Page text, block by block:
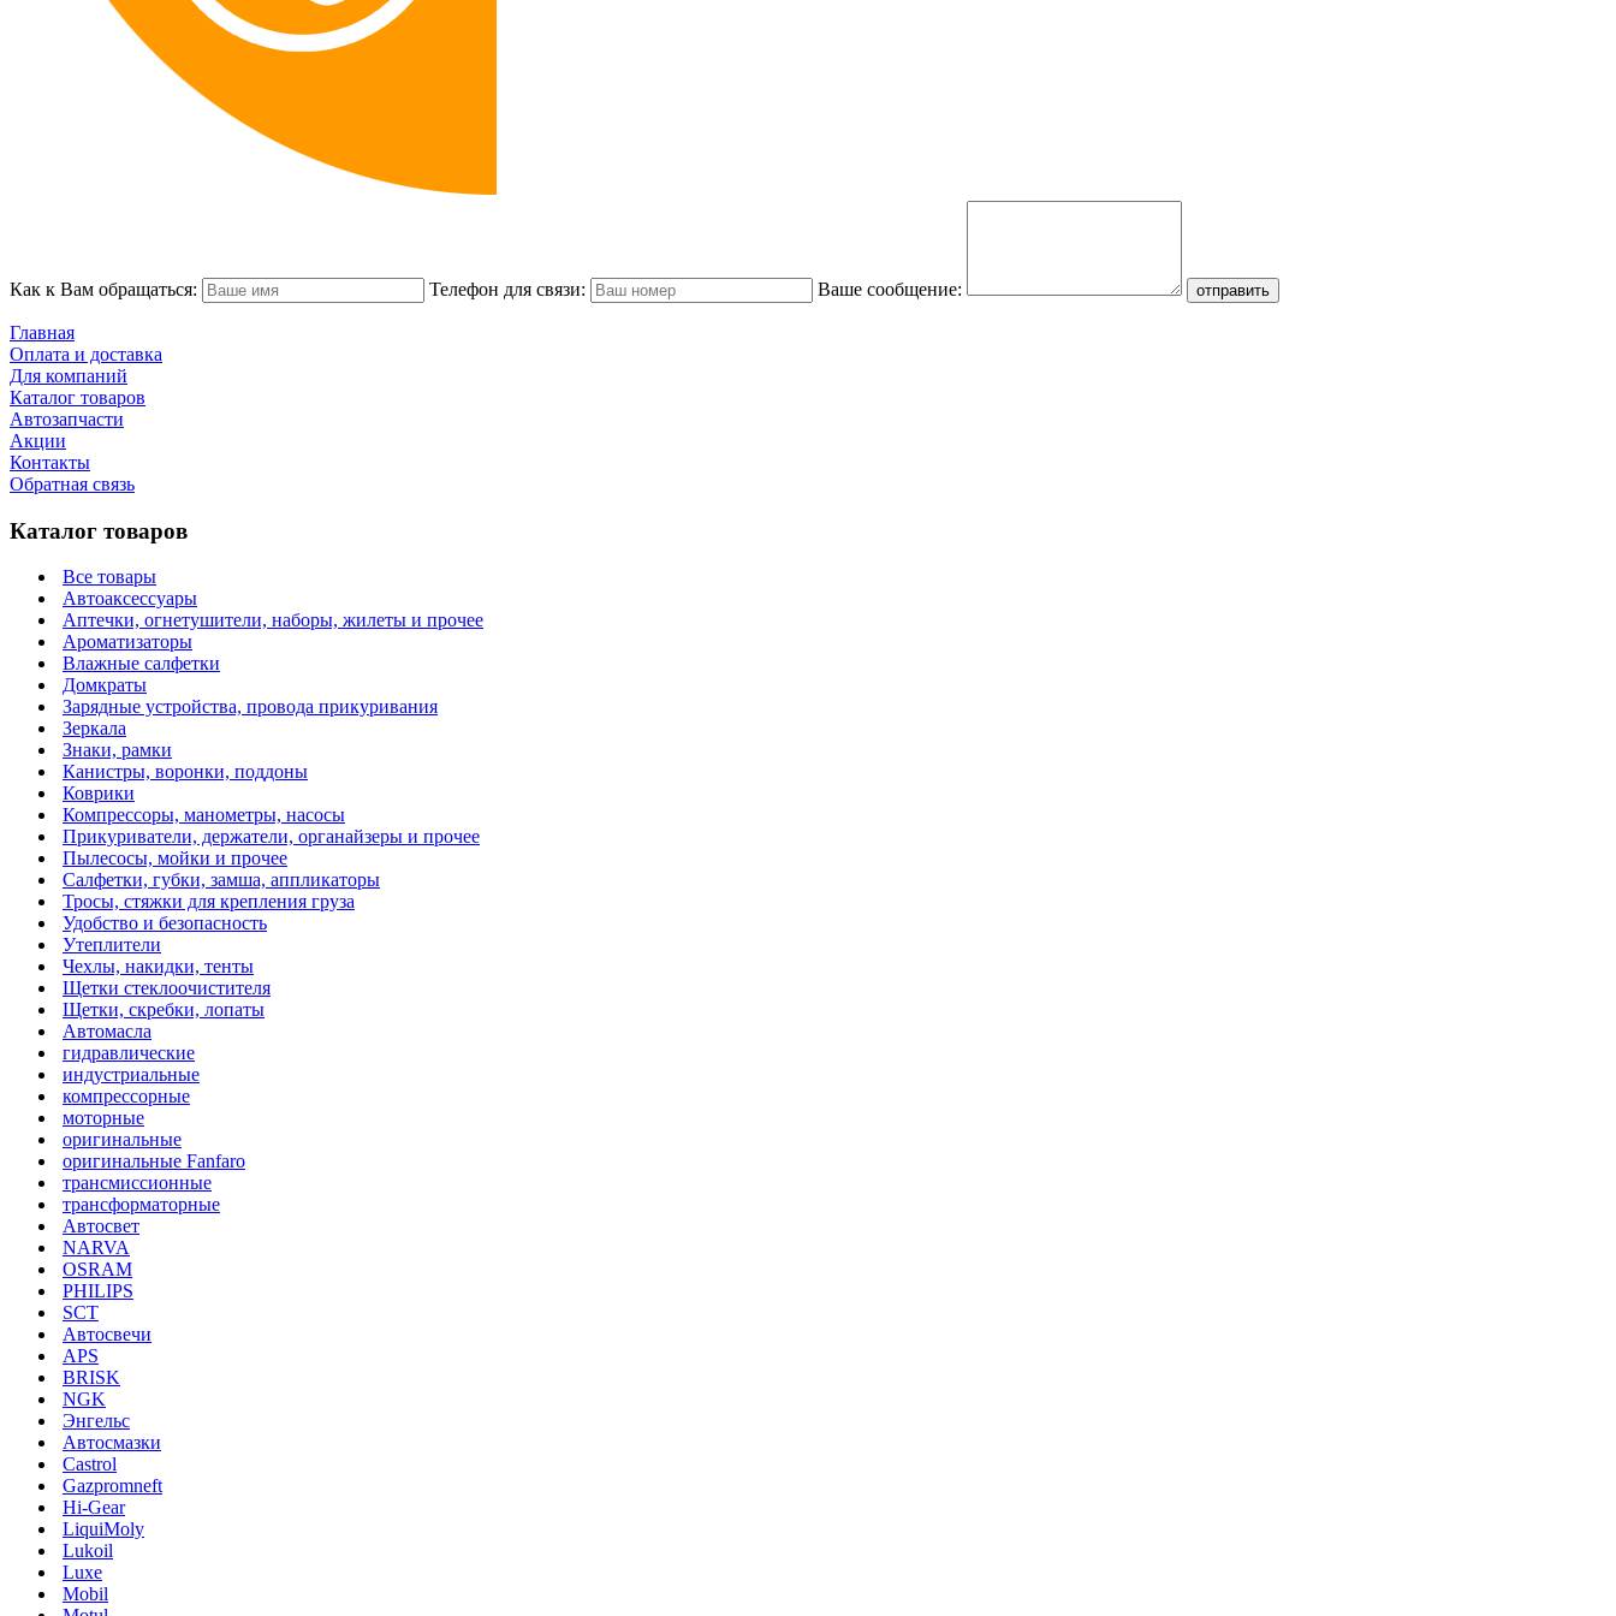
Как к Вам обращаться: Телефон для связи: Ваше сообщение:
Главная
Оплата и доставка
Для компаний
Каталог товаров
Автозапчасти
Акции
Контакты
Обратная связь
Каталог товаров
Все товары
Автоаксессуары
Аптечки, огнетушители, наборы, жилеты и прочее
Ароматизаторы
Влажные салфетки
Домкраты
Зарядные устройства, провода прикуривания
Зеркала
Знаки, рамки
Канистры, воронки, поддоны
Коврики
Компрессоры, манометры, насосы
Прикуриватели, держатели, органайзеры и прочее
Пылесосы, мойки и прочее
Салфетки, губки, замша, аппликаторы
Тросы, стяжки для крепления груза
Удобство и безопасность
Утеплители
Чехлы, накидки, тенты
Щетки стеклоочистителя
Щетки, скребки, лопаты
Автомасла
гидравлические
индустриальные
компрессорные
моторные
оригинальные
оригинальные Fanfaro
трансмиссионные
трансформаторные
Автосвет
NARVA
OSRAM
PHILIPS
SCT
Автосвечи
APS
BRISK
NGK
Энгельс
Автосмазки
Castrol
Gazpromneft
Hi-Gear
LiquiMoly
Lukoil
Luxe
Mobil